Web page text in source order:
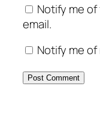
Notify me
email.
Notify me